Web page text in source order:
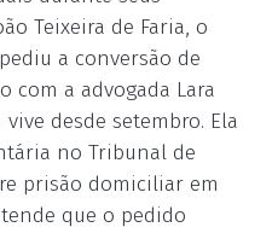
Teixeira de Faria, o
pediu a conversão de
com a advogada Lara
desde setembro. Ela
no Tribunal de
prisão domiciliar em
que o pedido